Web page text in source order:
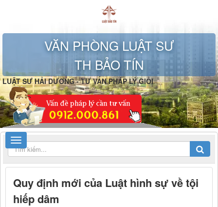
VĂN PHÒNG LUẬT SƯ
TH BẢO TÍN
LUẬT SƯ HẢI DƯƠNG - TƯ VẤN PHÁP LÝ GIỎI
Quy định mới của Luật hình sự về tội
hiếp dâm